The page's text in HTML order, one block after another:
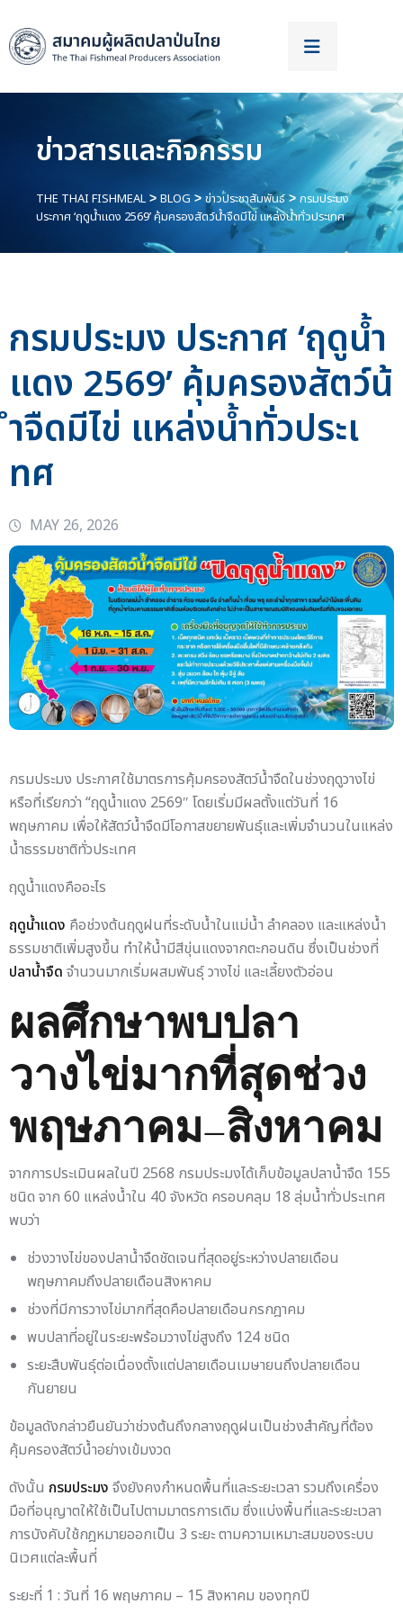
ข่าวสารและกิจกรรม
THE THAI FISHMEAL > BLOG > ข่าวประชาสัมพันธ์> กรมประมง
ประกาศ ‘ฤดูน้ำแดง 2569’ คุ้มครองสัตว์น้ำจืดมีไข่ แหล่งน้ำทั่วประเทศ
กรมประมง ประกาศ ‘ฤดูน้ำ
แดง 2569’ คุ้มครองสัตว์น้
ำจืดมีไข่ แหล่งน้ำทั่วประเ
ทศ
MAY 26, 2026
กรมประมง ประกาศใช้มาตรการคุ้มครองสัตว์น้ำจืดในช่วงฤดูวางไข่
หรือที่เรียกว่า “ฤดูน้ำแดง 2569″ โดยเริ่มมีผลตั้งแต่วันที่ 16
พฤษภาคม เพื่อให้สัตว์น้ำจืดมีโอกาสขยายพันธุ์และเพิ่มจำนวนในแหล่ง
น้ำธรรมชาติทั่วประเทศ
ฤดูน้ำแดงคืออะไร
ฤดูน้ำแดง คือช่วงต้นฤดูฝนที่ระดับน้ำในแม่น้ำ ลำคลอง และแหล่งน้ำ
ธรรมชาติเพิ่มสูงขึ้น ทำให้น้ำมีสีขุ่นแดงจากตะกอนดิน ซึ่งเป็นช่วงที่
ปลาน้ำจืด จำนวนมากเริ่มผสมพันธุ์ วางไข่ และเลี้ยงตัวอ่อน
ผลศึกษาพบปลา
วางไข่มากที่สุดช่วง
พฤษภาคม–สิงหาคม
จากการประเมินผลในปี 2568 กรมประมงได้เก็บข้อมูลปลาน้ำจืด 155
ชนิด จาก 60 แหล่งน้ำใน 40 จังหวัด ครอบคลุม 18 ลุ่มน้ำทั่วประเทศ
พบว่า
ช่วงวางไข่ของปลาน้ำจืดชัดเจนที่สุดอยู่ระหว่างปลายเดือน
พฤษภาคมถึงปลายเดือนสิงหาคม
ช่วงที่มีการวางไข่มากที่สุดคือปลายเดือนกรกฎาคม
พบปลาที่อยู่ในระยะพร้อมวางไข่สูงถึง 124 ชนิด
ระยะสืบพันธุ์ต่อเนื่องตั้งแต่ปลายเดือนเมษายนถึงปลายเดือน
กันยายน
ข้อมูลดังกล่าวยืนยันว่าช่วงต้นถึงกลางฤดูฝนเป็นช่วงสำคัญที่ต้อง
คุ้มครองสัตว์น้ำอย่างเข้มงวด
ดังนั้น กรมประมง จึงยังคงกำหนดพื้นที่และระยะเวลา รวมถึงเครื่อง
มือที่อนุญาตให้ใช้เป็นไปตามมาตรการเดิม ซึ่งแบ่งพื้นที่และระยะเวลา
การบังคับใช้กฎหมายออกเป็น 3 ระยะ ตามความเหมาะสมของระบบ
นิเวศแต่ละพื้นที่
ระยะที่ 1 : วันที่ 16 พฤษภาคม – 15 สิงหาคม ของทุกปี